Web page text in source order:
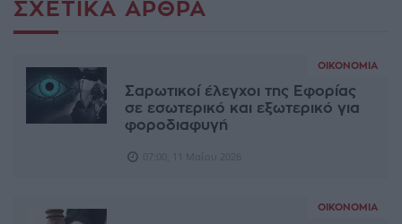
ΣΧΕΤΙΚΆ ΆΡΘΡΑ
ΟΙΚΟΝΟΜΊΑ
Σαρωτικοί έλεγχοι της Εφορίας
σε εσωτερικό και εξωτερικό για
φοροδιαφυγή
ΟΙΚΟΝΟΜΊΑ